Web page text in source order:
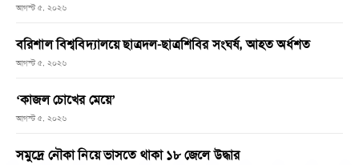
আগস্ট ৫, ২০২৬
বরিশাল বিশ্ববিদ্যালয়ে ছাত্রদল-ছাত্রশিবির সংঘর্ষ, আহত অর্ধশত
আগস্ট ৫, ২০২৬
‘কাজল চোখের মেয়ে’
আগস্ট ৫, ২০২৬
সমুদ্রে নৌকা নিয়ে ভাসতে থাকা ১৮ জেলে উদ্ধার